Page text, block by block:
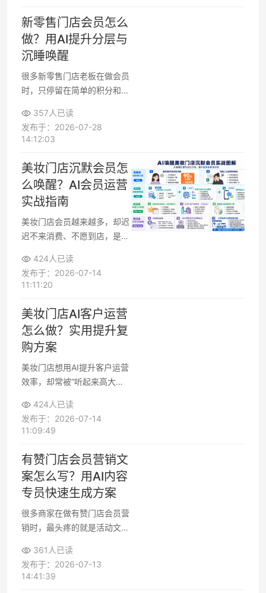
员分层工具，把复杂的私域运
营拆成可执行流程。有赞龙虾
等工具能在会员管理和内容运
营上提供支持，帮助线下门店
把老客留在私域持续成交。
新零售门店会员怎么
做？用AI提升分层与
沉睡唤醒
很多新零售门店老板在做会员
时，只停留在简单的积分和打
体系没有发挥价值，沉睡会员
越来越多。要把会员真正运营
醒三个环节入手，引入AI会员
分层与精准触达策略，结合有
赞龙虾这类实战案例，形成一
套可落地的会员运营方案。
357人已读
发布于：2026-07-28
14:12:03
美妆门店沉默会员怎
么唤醒？AI会员运营
实战指南
美妆门店会员越来越多，却迟
迟不来消费、不愿到店，是很
问题。通过AI运营工具，把会
员数据、行为标签和自动触达
会员并提升复购率，而且不需
要庞大运营团队也能执行。下
面从策略、话术到工具选择，
拆解一套适合美妆行业的AI会
员唤醒玩法。
424人已读
发布于：2026-07-14
11:11:20
美妆门店AI客户运营
怎么做？实用提升复
购方案
美妆门店想用AI提升客户运营
效率，却常被“听起来高大
在于先搞清门店最想提升的指
标，再选合适的AI工具场景化
会员体系、AI导购和精准营
销，美妆零售智能化不只属于
大品牌，小型门店一样能用AI
拉高复购和转化。
424人已读
发布于：2026-07-14
11:09:49
有赞门店会员营销文
案怎么写？用AI内容
专员快速生成方案
很多商家在做有赞门店会员营
销时，最头疼的就是活动文案
得准。通过AI内容专员生成会
员营销文案，可以先选活动目
361人已读
发布于：2026-07-13
14:41:39